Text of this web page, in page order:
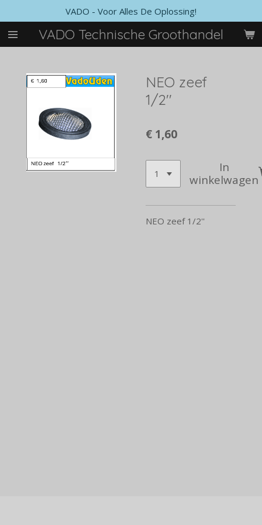
direct
naar
de
VADO Technische Groothandel
VADO - Voor Alles De Oplossing!
NEO zeef
1/2''
€ 1,60
In
winkelwagen
NEO zeef 1/2''